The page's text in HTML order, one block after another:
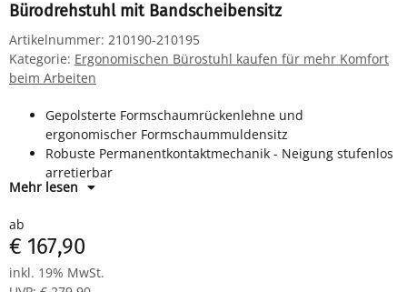
Bürodrehstuhl mit Bandscheibensitz
Artikelnummer: 210190-210195
Kategorie: Ergonomischen Bürostuhl kaufen für mehr Komfort
beim Arbeiten
Gepolsterte Formschaumrückenlehne und
ergonomischer Formschaummuldensitz
Robuste Permanentkontaktmechanik - Neigung stufenlos
arretierbar
Gasfeder und Polyamid Fußkreuz in schwarz
Mehr lesen
ab
€ 167,90
inkl. 19% MwSt.